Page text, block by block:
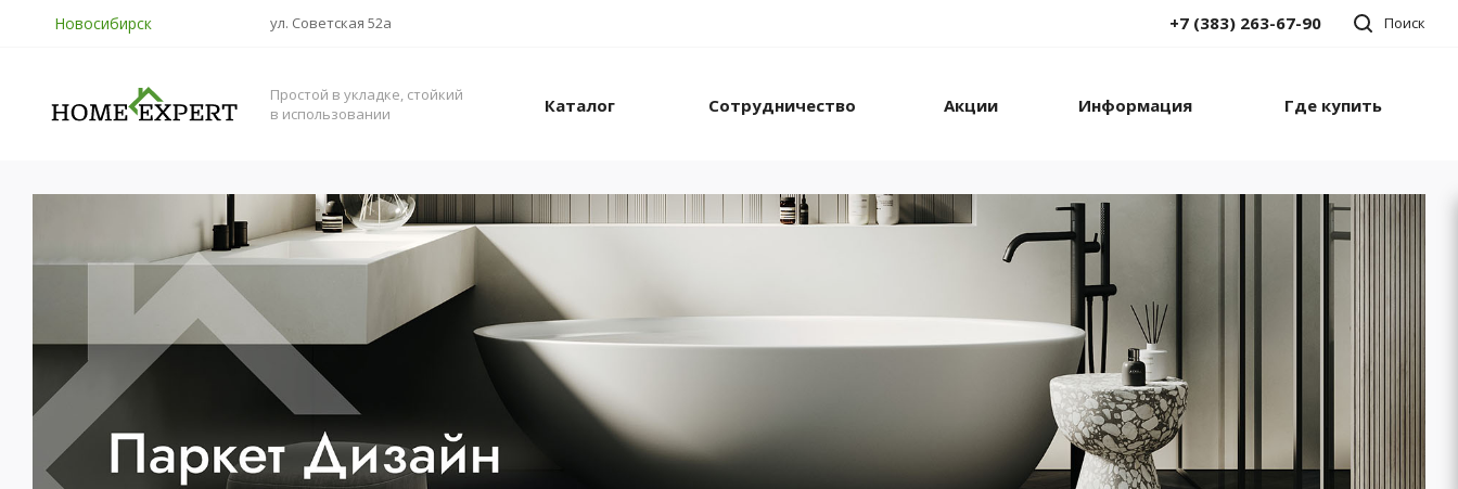
Новосибирск ул. Советская 52а Поиск
+7 (383) 263-67-90
Простой в укладке, стойкий
в использовании
Каталог Сотрудничество Акции Информация Где купить